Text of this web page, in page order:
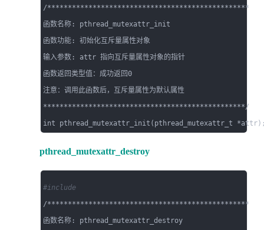
/*************************************************
函数名称: pthread_mutexattr_init
函数功能: 初始化互斥量属性对象
输入参数: attr 指向互斥量属性对象的指针
函数返回类型值：成功返回0
注意：调用此函数后，互斥量属性为默认属性
*************************************************/
pthread_mutexattr_destroy
#include
/*************************************************
函数名称: pthread_mutexattr_destroy